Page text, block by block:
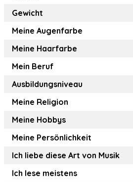
Gewicht
Meine Augenfarbe
Meine Haarfarbe
Mein Beruf
Ausbildungsniveau
Meine Religion
Meine Hobbys
Meine Persönlichkeit
Ich liebe diese Art von Musik
Ich lese meistens